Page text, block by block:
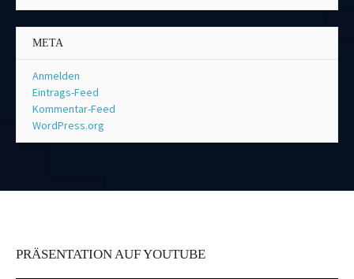
META
Anmelden
Eintrags-Feed
Kommentar-Feed
WordPress.org
PRÄSENTATION AUF YOUTUBE